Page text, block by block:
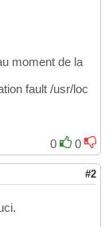
moment de la
fault /usr/loc
0
0
#2